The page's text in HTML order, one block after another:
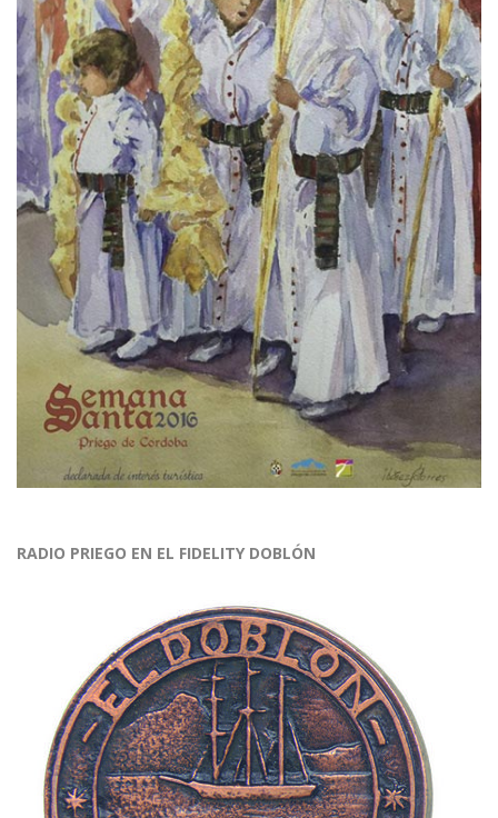
RADIO PRIEGO EN EL FIDELITY DOBLÓN